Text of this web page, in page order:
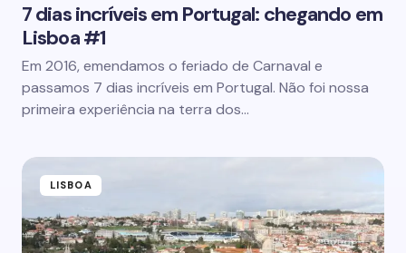
7 dias incríveis em Portugal: chegando em
Lisboa #1
Em 2016, emendamos o feriado de Carnaval e
passamos 7 dias incríveis em Portugal. Não foi nossa
primeira experiência na terra dos…
LISBOA